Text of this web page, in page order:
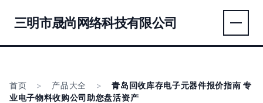
三明市晟尚网络科技有限公司
首页 > 产品大全 >
青岛回收库存电子元器件报价指南 专
业电子物料收购公司助您盘活资产